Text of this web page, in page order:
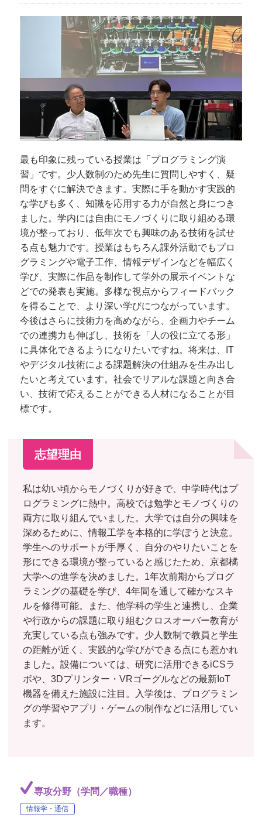
最も印象に残っている授業は「プログラミング演
習」です。少人数制のため先生に質問しやすく、疑
問をすぐに解決できます。実際に手を動かす実践的
な学びも多く、知識を応用する力が自然と身につき
ました。学内には自由にモノづくりに取り組める環
境が整っており、低年次でも興味のある技術を試せ
る点も魅力です。授業はもちろん課外活動でもプロ
グラミングや電子工作、情報デザインなどを幅広く
学び、実際に作品を制作して学外の展示イベントな
どでの発表も実施。多様な視点からフィードバック
を得ることで、より深い学びにつながっています。
今後はさらに技術力を高めながら、企画力やチーム
での連携力も伸ばし、技術を「人の役に立てる形」
に具体化できるようになりたいですね。将来は、IT
やデジタル技術による課題解決の仕組みを生み出し
たいと考えています。社会でリアルな課題と向き合
い、技術で応えることができる人材になることが目
標です。
志望理由
私は幼い頃からモノづくりが好きで、中学時代はプ
ログラミングに熱中。高校では勉学とモノづくりの
両方に取り組んでいました。大学では自分の興味を
深めるために、情報工学を本格的に学ぼうと決意。
学生へのサポートが手厚く、自分のやりたいことを
形にできる環境が整っていると感じたため、京都橘
大学への進学を決めました。1年次前期からプログ
ラミングの基礎を学び、4年間を通して確かなスキ
ルを修得可能。また、他学科の学生と連携し、企業
や行政からの課題に取り組むクロスオーバー教育が
充実している点も強みです。少人数制で教員と学生
の距離が近く、実践的な学びができる点にも惹かれ
ました。設備については、研究に活用できるiCSラ
ボや、3Dプリンター・VRゴーグルなどの最新IoT
機器を備えた施設に注目。入学後は、プログラミン
グの学習やアプリ・ゲームの制作などに活用してい
ます。
専攻分野（学問／職種）
情報学・通信